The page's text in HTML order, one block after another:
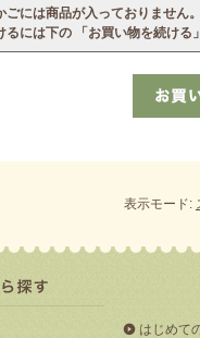
には商品が入っておりません。
るには下の 「お買い物を続ける
表示モード:
はじめて